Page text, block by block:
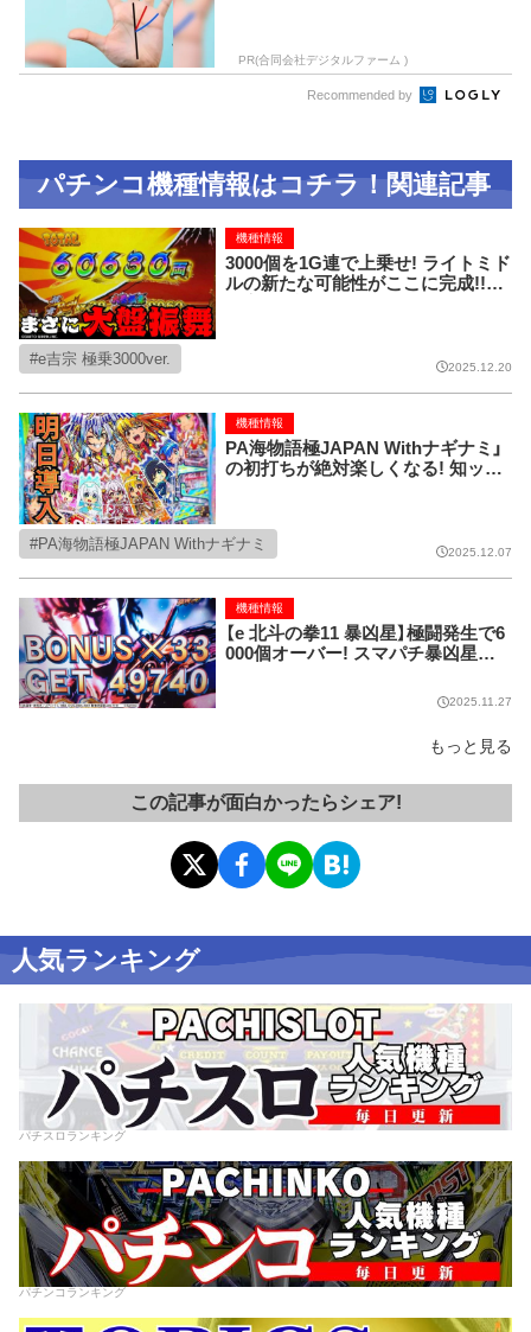
PR(合同会社デジタルファーム )
Recommended by
パチンコ機種情報はコチラ！関連記事
3000個を1G連で上乗せ! ライトミド
ルの新たな可能性がここに完成!!【e
機種情報
e吉宗 極乗3000ver. 2025.12.20
PA海物語極JAPAN Withナギナミ」
の初打ちが絶対楽しくなる! 知ット
機種情報
PA海物語極JAPAN Withナギナミ 2025.12.07
【e 北斗の拳11 暴凶星】極闘発生で6
000個オーバー! スマパチ暴凶星の
機種情報
2025.11.27
もっと見る
この記事が面白かったらシェア!
人気ランキング
パチスロランキング
パチンコランキング